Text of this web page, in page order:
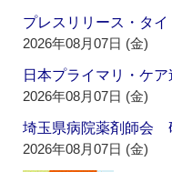
プレスリリース・タ
2026年08月07日 (金)
日本プライマリ・ケ
2026年08月07日 (金)
埼玉県病院薬剤師会
2026年08月07日 (金)